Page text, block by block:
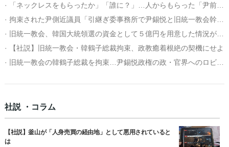
· 「ネックレスをもらったか」「誰に？」…人からもらった「尹前大統領夫人の貴金属」
· 旧統一教会、韓国大統領選の資金として５億円を用意した情況が明らかに
· 【社説】旧統一教会・韓鶴子総裁拘束、政教癒着根絶の契機にせよ
· 旧統一教会の韓鶴子総裁を拘束…尹錫悦政権の政・官界へのロビー活動疑惑捜査に弾み
社説 ・コラム
【社説】釜山が「人身売買の経由地」として悪用されていると
は